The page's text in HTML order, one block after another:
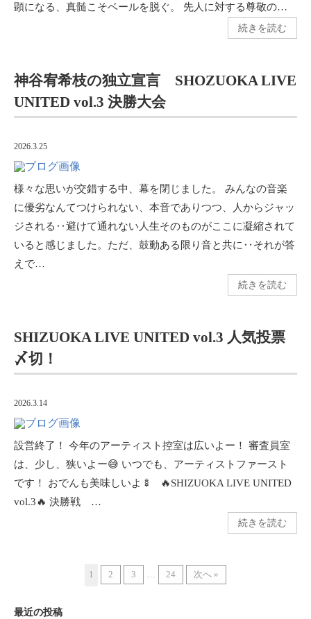
顕になる、真髄こそベールを脱ぐ。 先人に対する尊敬の…
続きを読む
神谷宥希枝の独立宣言 SHOZUOKA LIVE
UNITED vol.3 決勝大会
2026.3.25
様々な思いが交錯する中、幕を閉じました。 みんなの音楽
に優劣なんてつけられない、本音でありつつ、人からジャッ
ジされる‥避けて通れない人生そのものがここに凝縮されて
いると感じました。ただ、鼓動ある限り音と共に‥それが答
えで…
続きを読む
SHIZUOKA LIVE UNITED vol.3 人気投票
〆切！
2026.3.14
設営終了！ 今年のアーティスト控室は広いよー！ 審査員室
は、少し、狭いよー😅 いつでも、アーティストファースト
です！ おでんも美味しいよ🍢 🔥SHIZUOKA LIVE UNITED
vol.3🔥 決勝戦 …
続きを読む
1 2 3 … 24 次へ »
最近の投稿